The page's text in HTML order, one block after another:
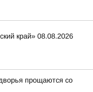
край» 08.08.2026
прощаются со